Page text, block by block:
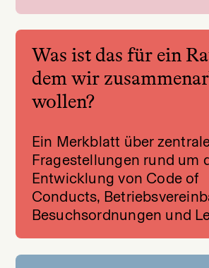
Was ist das für ein
dem wir
wollen?
Ein Merkblatt über
Fragestellungen rund um
Entwicklung von Code of
Conducts,
Besuchsordnungen und